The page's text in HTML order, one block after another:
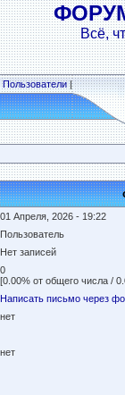
Всё,
Пользователи|
01 Апреля, 2026 - 19:22
Пользователь
Нет записей
0
[0.00% от общего числа /
Написать письмо через
нет
нет